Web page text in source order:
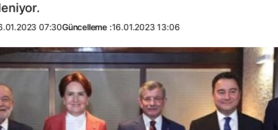
07:30Güncelleme :16.01.2023 13:06